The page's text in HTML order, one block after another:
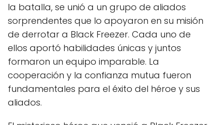
la batalla, se unió a un grupo de aliados
sorprendentes que lo apoyaron en su misión
de derrotar a Black Freezer. Cada uno de
ellos aportó habilidades únicas y juntos
formaron un equipo imparable. La
cooperación y la confianza mutua fueron
fundamentales para el éxito del héroe y sus
aliados.